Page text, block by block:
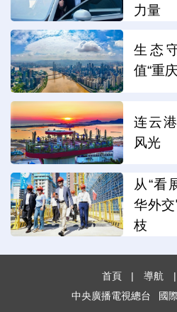
力量
生态
值“重
连云
风光
从“看
华外
枝
首頁 | 導航 |
中央廣播電視總台
國